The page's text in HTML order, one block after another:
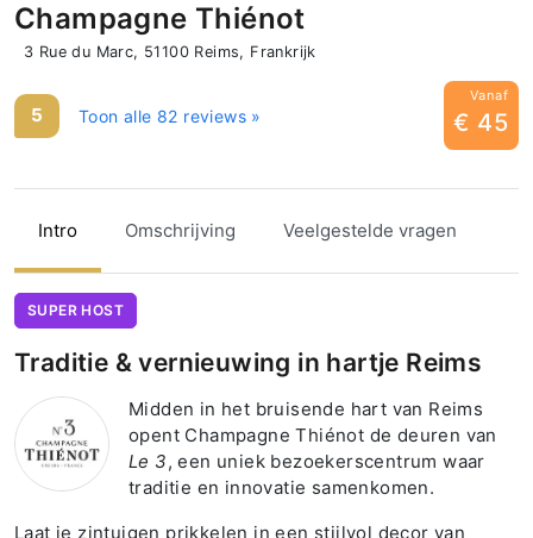
Champagne Thiénot
3 Rue du Marc, 51100 Reims, Frankrijk
5 Toon alle 82 reviews »
Vanaf
€ 45
Intro Omschrijving Veelgestelde vragen
SUPER HOST
Traditie & vernieuwing in hartje Reims
Midden in het bruisende hart van Reims
opent Champagne Thiénot de deuren van
Le 3, een uniek bezoekerscentrum waar
traditie en innovatie samenkomen.
Laat je zintuigen prikkelen in een stijlvol decor van